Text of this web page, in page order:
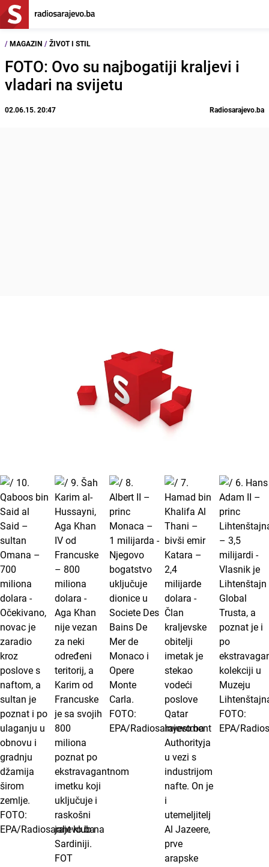
/ MAGAZIN / ŽIVOT I STIL
FOTO: Ovo su najbogatiji kraljevi i
vladari na svijetu
02.06.15. 20:47 Radiosarajevo.ba